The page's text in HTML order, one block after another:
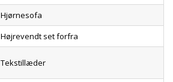
Hjørnesofa
Højrevendt set forfra
Tekstillæder